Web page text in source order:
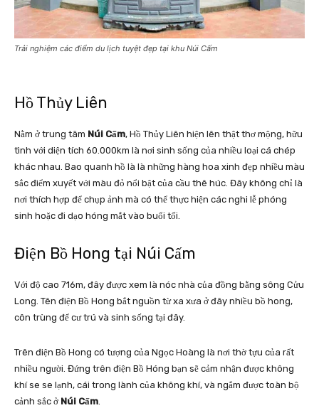
Trải nghiệm các điểm du lịch tuyệt đẹp tại khu Núi Cấm
Hồ Thủy Liên
Nằm ở trung tâm Núi Cấm, Hồ Thủy Liên hiện lên thật thơ mộng, hữu
tình với diện tích 60.000km là nơi sinh sống của nhiều loại cá chép
khác nhau. Bao quanh hồ là là những hàng hoa xinh đẹp nhiều màu
sắc điểm xuyết với màu đỏ nổi bật của cầu thê húc. Đây không chỉ là
nơi thích hợp để chụp ảnh mà có thể thực hiện các nghi lễ phóng
sinh hoặc đi dạo hóng mắt vào buổi tối.
Điện Bồ Hong tại Núi Cấm
Với độ cao 716m, đây được xem là nóc nhà của đồng bằng sông Cửu
Long. Tên điện Bồ Hong bắt nguồn từ xa xưa ở đây nhiều bồ hong,
côn trùng để cư trú và sinh sống tại đây.
Trên điện Bồ Hong có tượng của Ngọc Hoàng là nơi thờ tựu của rất
nhiều người. Đứng trên điện Bồ Hóng bạn sẽ cảm nhận được không
khí se se lạnh, cái trong lành của không khí, và ngắm được toàn bộ
cảnh sắc ở Núi Cấm.